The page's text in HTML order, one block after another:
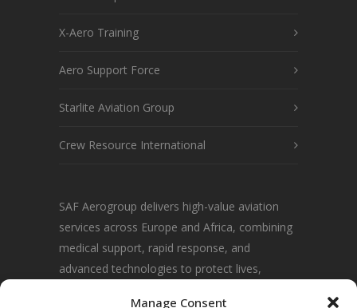
Manage Consent
X-Aero Training
Aero Support Force
Starlite Aviation Group
Crew Resource International
SAF Aerogroup delivers high-value aviation
services across Europe and Africa, combining
medical support, rapid response, and
advanced technologies to protect lives,